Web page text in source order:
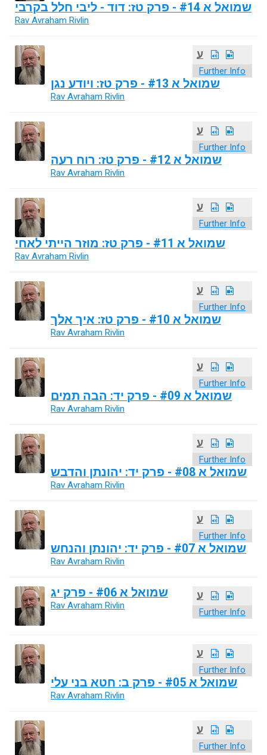
שמואל א #14 - פרק טז: דוד - ליבי חלל בקרבי
Rav Avraham Rivlin
ע
Further Info
שמואל א #13 - פרק טז: ויודע נגן
Rav Avraham Rivlin
ע
Further Info
שמואל א #12 - פרק טז: רוח רעה
Rav Avraham Rivlin
ע
Further Info
שמואל א #11 - פרק טז: מוזר הייתי לאחי
Rav Avraham Rivlin
ע
Further Info
שמואל א #10 - פרק טז: איך אלך
Rav Avraham Rivlin
ע
Further Info
שמואל א #09 - פרק יד: הבה תמים
Rav Avraham Rivlin
ע
Further Info
שמואל א #08 - פרק יד: יהונתן והדבש
Rav Avraham Rivlin
ע
Further Info
שמואל א #07 - פרק יד: יהונתן והנחש
Rav Avraham Rivlin
ע
Further Info
שמואל א #06 - פרק יג
Rav Avraham Rivlin
ע
Further Info
שמואל א #05 - פרק ב: חטא בני עלי
Rav Avraham Rivlin
ע
Further Info